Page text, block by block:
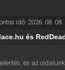
idő: 2026. 08. 08.
és
és az